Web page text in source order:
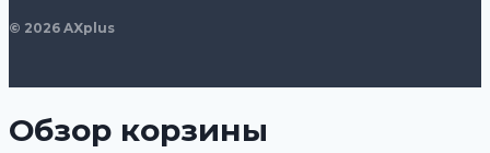
© 2026 AXplus
Обзор корзины